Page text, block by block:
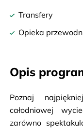
Transfery
Opieka
Opis
Poznaj
całodniowej
zarówno